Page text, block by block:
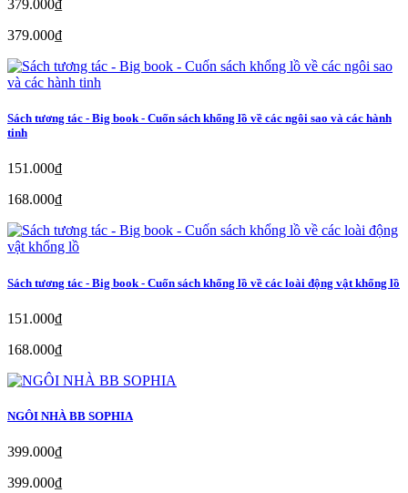
379.000₫
379.000₫
Sách tương tác - Big book - Cuốn sách khổng lồ về các ngôi sao và các hành
tinh
151.000₫
168.000₫
Sách tương tác - Big book - Cuốn sách khổng lồ về các loài động vật khổng lồ
151.000₫
168.000₫
NGÔI NHÀ BB SOPHIA
399.000₫
399.000₫